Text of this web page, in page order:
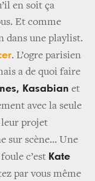
en soit ça
Et comme
dans une playlist.
. L’ogre parisien
a de quoi faire
Kasabian et
avec la seule
leur projet
sur scène… Une
c’est Kate
par vous même